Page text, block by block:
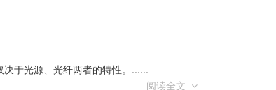
于光源、光纤两者的特性。......
阅读全文